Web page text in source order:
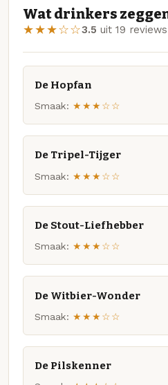
Wat drinkers
★★★☆☆3.5 uit 19 reviews
De Hopfan
Smaak: ★★★☆☆
De Tripel-Tijger
Smaak: ★★★☆☆
De Stout-Liefhebber
Smaak: ★★★☆☆
De Witbier-Wonder
Smaak: ★★★☆☆
De Pilskenner